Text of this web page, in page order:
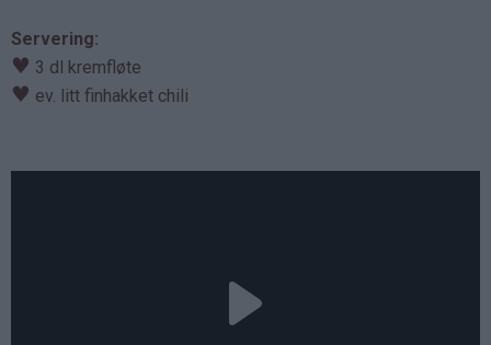
Servering:
♥ 3 dl kremfløte
♥ ev. litt finhakket chili